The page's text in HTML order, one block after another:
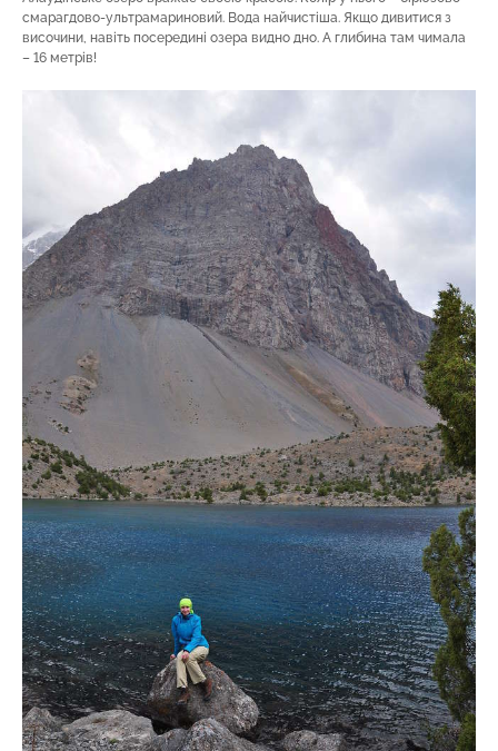
смарагдово-ультрамариновий. Вода найчистіша. Якщо дивитися з
височини, навіть посередині озера видно дно. А глибина там чимала
– 16 метрів!